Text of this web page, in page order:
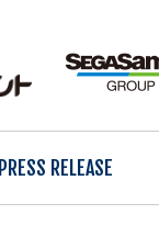
PRESS RELEASE